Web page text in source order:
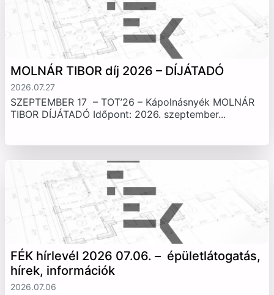
MOLNÁR TIBOR díj 2026 – DÍJÁTADÓ
2026.07.27
SZEPTEMBER 17 – TOT’26 – Kápolnásnyék MOLNÁR
TIBOR DÍJÁTADÓ Időpont: 2026. szeptember...
FÉK hírlevél 2026 07.06. – épületlátogatás,
hírek, információk
2026.07.06